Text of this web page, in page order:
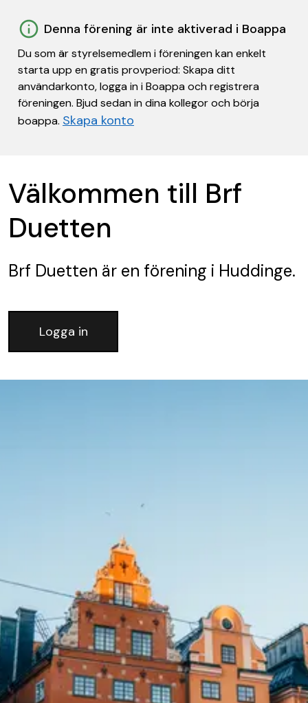
Denna förening är inte aktiverad i Boappa
Du som är styrelsemedlem i föreningen kan enkelt
starta upp en gratis provperiod: Skapa ditt
användarkonto, logga in i Boappa och registrera
föreningen. Bjud sedan in dina kollegor och börja
boappa. Skapa konto
Välkommen till Brf
Duetten
Brf Duetten är en förening i Huddinge.
Logga in